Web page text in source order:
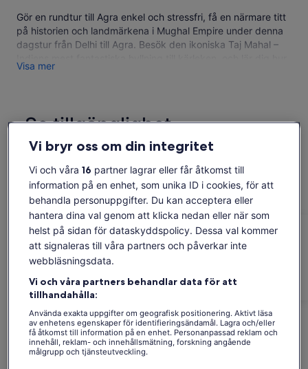
Gör en rundtur till Agra enkel och stressfri, få en närmare titt
på historien och landmärkena i Mughal Empire under denna
dagstur från Delhi till Agra. Besök den ikoniska Taj Mahal –
detta världsunder byggdes av Shah Jahan för sin Mumtaz.
på ett 5-stjärnigt hotell eller traditionell mat på restaurang.
• Privat dagstur till Taj Mahal och Agra Fort från Delhi
• Privat luftkonditionerad transport
• Besök den ikoniska Taj Mahal och Agra Fort
• Lär dig om Mughal Empire från din expertguide
• Upplev personlig uppmärksamhet från din privata guide
• Uppgradera till att inkludera lunch och entréavgifter till
platserna
• Upphämtning och avlämning av Delhi hotell och flygplats
ingår
Visa mer
Se tillgänglighet
Ändra datum
datum
tors 6 aug. fre 7 aug.
-
lör 8 aug.
249 kr
sön 9 aug.
249 kr
Priset
är
249 kr
per
vuxen*
*Få
ett
lägre
pris
249 kr
inklusive skatter och avgifter
*Få ett lägre pris genom att välja fler än två
vuxna
Innehållet på den här sidan kan ha skapats med
maskinöversättning
Se originaltexten (engelska)
Lämna feedback om översättningen
ny
Bra att veta innan du bokar
I enlighet med EU-bestämmelser om konsumenträtt
gäller inte ångerrätten för aktivitetstjänster.
Leverantörens avbokningsregler gäller.
Vi bryr oss om din integritet
Vi och våra 16 partner lagrar eller får åtkomst till
information på en enhet, som unika ID i cookies, för att
behandla personuppgifter. Du kan acceptera eller
hantera dina val genom att klicka nedan eller när som
helst på sidan för dataskyddspolicy. Dessa val kommer
att signaleras till våra partners och påverkar inte
webbläsningsdata.
Vi och våra partners behandlar data för att
tillhandahålla:
Använda exakta uppgifter om geografisk positionering. Aktivt läsa
av enhetens egenskaper för identifieringsändamål. Lagra och/eller
få åtkomst till information på en enhet. Personanpassad reklam och
innehåll, reklam- och innehållsmätning, forskning angående
målgrupp och tjänsteutveckling.